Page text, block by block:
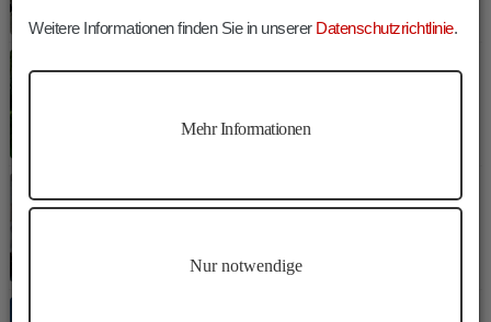
Weitere Informationen finden Sie in unserer Datenschutzrichtlinie.
Mehr Informationen
Nur notwendige